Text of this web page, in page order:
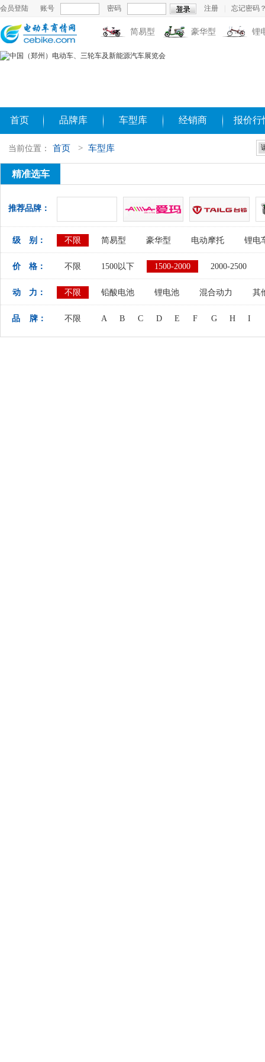
会员登陆 账号 密码 注册 忘记密码
简易型 豪华型 锂
首页 品牌库 车型库 经销商 报价行
当前位置： 首页 > 车型库
精准选车
推荐品牌：
级 别： 不限 简易型 豪华型 电动摩托 锂电
价 格： 不限 1500以下 1500-2000 2000-2500
动 力： 不限 铅酸电池 锂电池 混合动力 其
品 牌： 不限 A B C D E F G H I